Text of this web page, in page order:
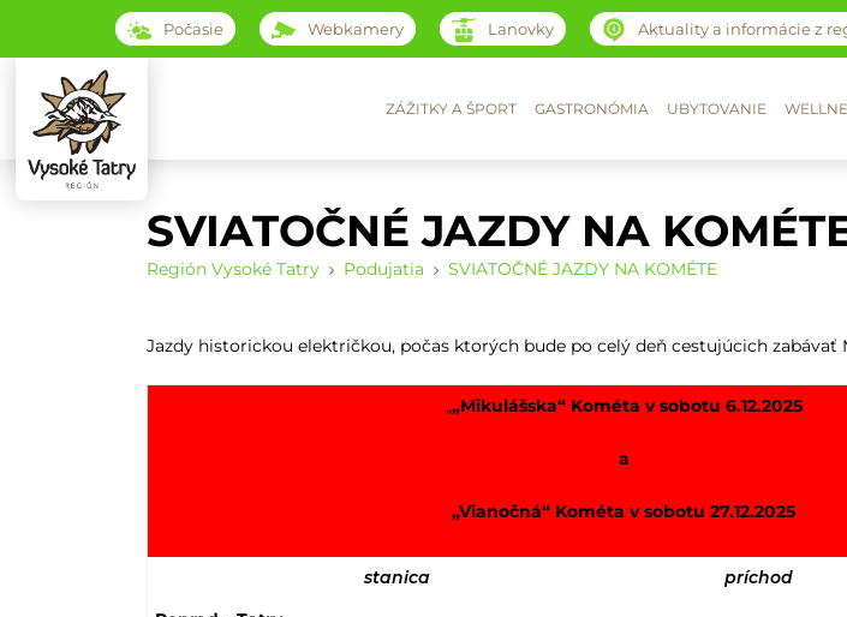
Počasie Webkamery Lanovky Aktuality a informácie z
ZÁŽITKY A ŠPORT GASTRONÓMIA UBYTOVANIE
SVIATOČNÉ JAZDY NA
Región Vysoké Tatry Podujatia SVIATOČNÉ JAZDY NA KOMÉTE
Jazdy historickou električkou, počas ktorých bude po celý deň cestujúcich zabávať
„„Mikulášska“ Kométa v sobotu 6.12.2025
a
„Vianočná“ Kométa v sobotu 27.12.2025
stanica príchod